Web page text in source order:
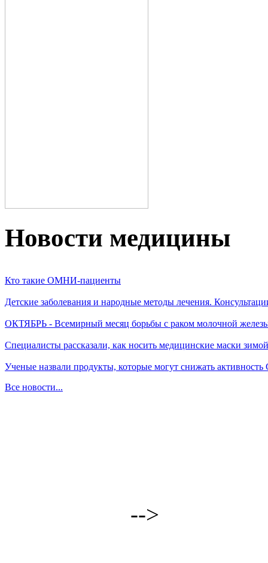
Новости медицины
Кто такие ОМНИ-пациенты
Детские заболевания и народные методы лечения.
ОКТЯБРЬ - Всемирный месяц борьбы с раком молочной
Специалисты рассказали, как носить медицинские маски зимой
Ученые назвали продукты, которые могут снижать
Все новости...
-->